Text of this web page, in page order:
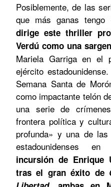
Posiblemente, de las
que más ganas tengo
dirige este thriller
Verdú como una
Mariela Garriga en el
ejército
Semana Santa de
como impactante telón
una serie de
frontera política y
profunda» y una de
estadounidenses
incursión de Enrique
tras el gran éxito de